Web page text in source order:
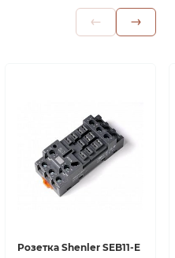
Розетка Shenler SEB11-E